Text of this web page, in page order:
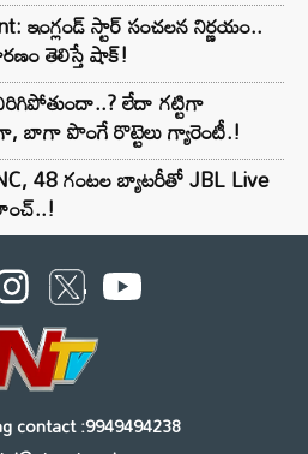
ఇంగ్లండ్ స్టార్ సంచలన నిర్ణయం..
తెలిస్తే షాక్!
లేదా గట్టిగా
బాగా పొంగే రొట్టెలు గ్యారెంటీ.!
48 గంటల బ్యాటరీతో JBL Live
contact :9949494238